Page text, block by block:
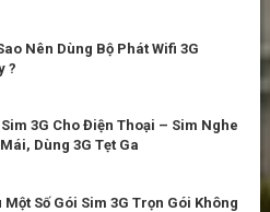
Nên Dùng Bộ Phát Wifi 3G
?
3G Cho Điện Thoại – Sim Nghe
Dùng 3G Tẹt Ga
Một Số Gói Sim 3G Trọn Gói Không